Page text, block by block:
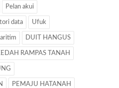
Pelan akui
data Ufuk
DUIT HANGUS
RAMPAS TANAH
PEMAJU HATANAH